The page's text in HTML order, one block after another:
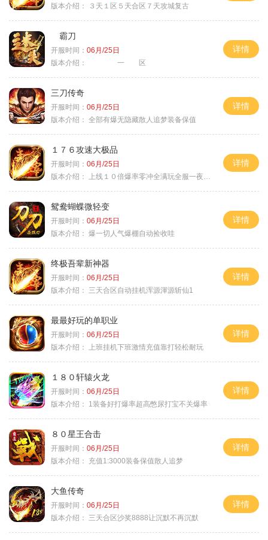
版本介绍：
３天１区５天合区７天攻城复古
霸刀
开服时间： 06月/25日
版本介绍：
一 区
详情
三刀传奇
开服时间： 06月/25日
版本介绍： 全部有爆无隐藏散人追梦装备保值
详情
１７６攻速大极品
开服时间： 06月/25日
版本介绍：
上线１０倍爆率零冲全满玩全服一夜终极
详情
鸳鸯蝴蝶微轻变
开服时间： 06月/25日
版本介绍： 爆一切人气爆棚自动捡收哇
详情
终极吾辈新神器
开服时间： 06月/25日
版本介绍：
三天合区自动挂机浑源渾源斩仙1
详情
最最好玩的单职业
开服时间： 06月/25日
版本介绍：
上班挂机下班激情充值靠打轻松耐玩
详情
１８０轩辕火龙
开服时间： 06月/25日
版本介绍：
1装备好打爆率超高憋尿打宝不关爆率
详情
８０星王合击
开服时间： 06月/25日
版本介绍：
充值1:3000装备保值散人追梦
详情
大鱼传奇
开服时间： 06月/25日
版本介绍：
三天合区沙奖8888让沉默不再沉默
详情